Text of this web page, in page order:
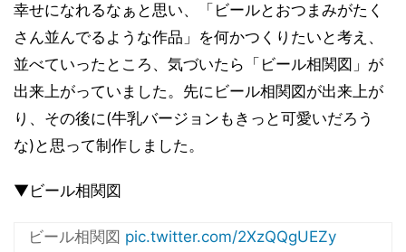
幸せになれるなぁと思い、「ビールとおつまみがたく
さん並んでるような作品」を何かつくりたいと考え、
並べていったところ、気づいたら「ビール相関図」が
出来上がっていました。先にビール相関図が出来上が
り、その後に(牛乳バージョンもきっと可愛いだろう
な)と思って制作しました。
▼ビール相関図
ビール相関図 pic.twitter.com/2XzQQgUEZy